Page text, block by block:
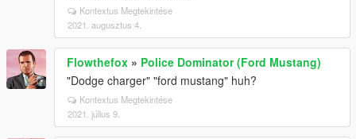
Kontextus Megtekintése
2021. augusztus 4.
Flowthefox » Police Dominator (Ford Mustang)
"Dodge charger" "ford mustang" huh?
Kontextus Megtekintése
2021. július 9.